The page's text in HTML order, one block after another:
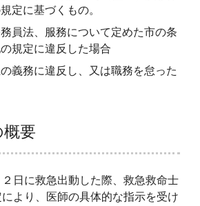
定に基づくもの。
法、服務について定めた市の条
規定に違反した場合
務に違反し、又は職務を怠った
要
日に救急出動した際、救急救命士
より、医師の具体的な指示を受け